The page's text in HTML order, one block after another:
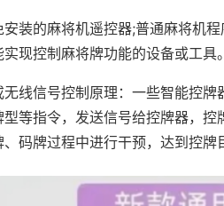
安装的麻将机遥控器;普通麻将机
现控制麻将牌功能的设备或工具。
无线信号控制原理：一些智能控
等指令，发送信号给控牌器，
码牌过程中进行干预，达到控牌